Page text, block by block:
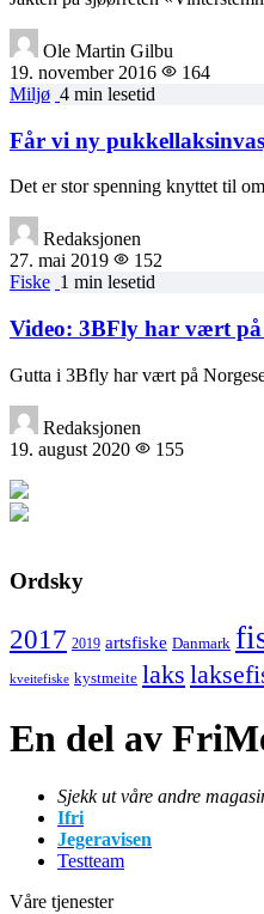
Ole Martin Gilbu
19. november 2016
164
Miljø 4 min lesetid
Får vi ny
Det er stor spenning knyttet til
Redaksjonen
27. mai 2019
152
Fiske 1 min lesetid
Video: 3BFly har vært
Gutta i 3Bfly har vært på
Redaksjonen
19. august 2020
155
Ordsky
2017 2019 artsfiske Danmark
kveitefiske kystmeite laks
En del av
Sjekk ut våre andre
Ifri
Jegeravisen
Testteam
Våre tjenester